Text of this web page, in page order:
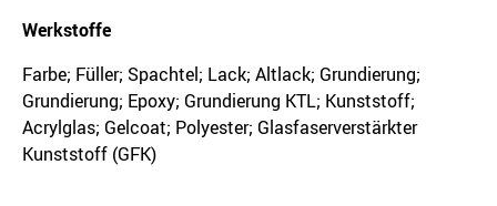
Werkstoffe
Farbe; Füller; Spachtel; Lack; Altlack; Grundierung;
Grundierung; Epoxy; Grundierung KTL; Kunststoff;
Acrylglas; Gelcoat; Polyester; Glasfaserverstärkter
Kunststoff (GFK)